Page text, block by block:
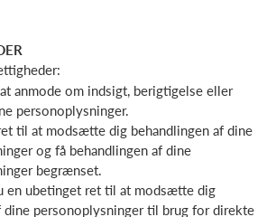
anmode om indsigt, berigtigelse eller
personoplysninger.
til at modsætte dig behandlingen af dine
og få behandlingen af dine
begrænset.
en ubetinget ret til at modsætte dig
dine personoplysninger til brug for direkte